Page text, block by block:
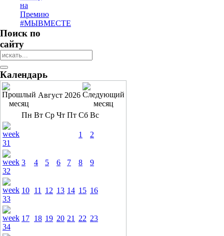
на
Премию
#МЫВМЕСТЕ
Поиск по
сайту
Календарь
Август 2026
Пн Вт Ср Чт Пт Сб Вс
1 2
3 4 5 6 7 8 9
10 11 12 13 14 15 16
17 18 19 20 21 22 23